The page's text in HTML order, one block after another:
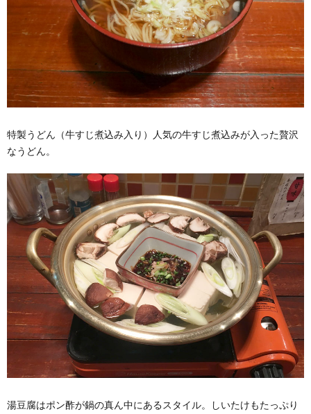
特製うどん（牛すじ煮込み入り）人気の牛すじ煮込みが入った贅沢
なうどん。
湯豆腐はポン酢が鍋の真ん中にあるスタイル。しいたけもたっぷり